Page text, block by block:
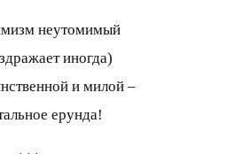
неутомимый
иногда)
и милой –
ерунда!